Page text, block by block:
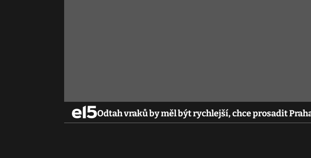
Odtah vraků by měl být rychlejší, chce prosadit